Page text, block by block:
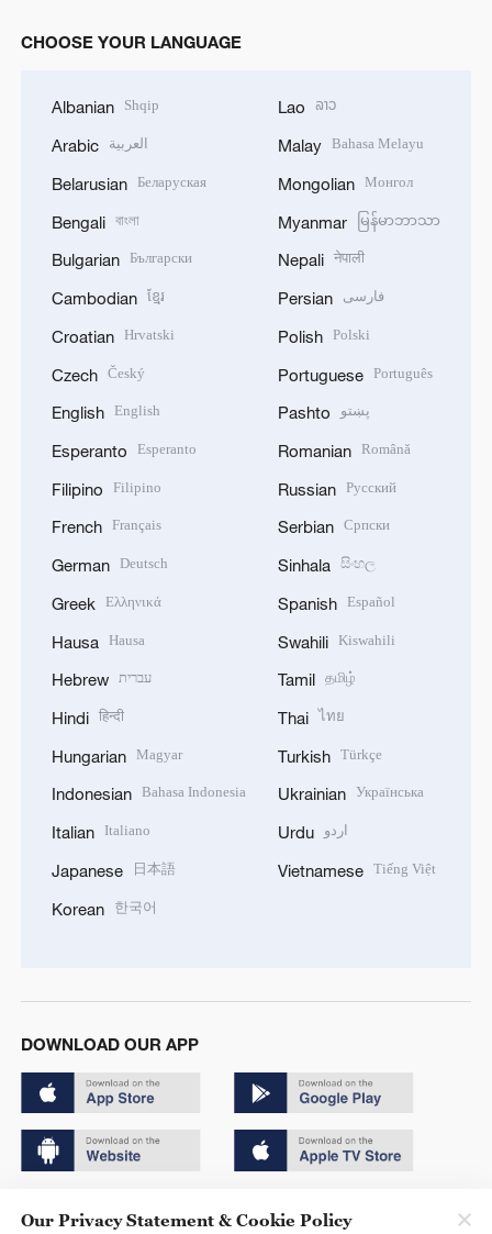
CHOOSE YOUR LANGUAGE
Albanian Shqip
Arabic العربية
Belarusian Беларуская
Bengali বাংলা
Bulgarian Български
Cambodian ខ្មែរ
Croatian Hrvatski
Czech Český
English English
Esperanto Esperanto
Filipino Filipino
French Français
German Deutsch
Greek Ελληνικά
Hausa Hausa
Hebrew עברית
Hindi हिन्दी
Hungarian Magyar
Indonesian Bahasa Indonesia
Italian Italiano
Japanese 日本語
Korean 한국어
Lao ລາວ
Malay Bahasa Melayu
Mongolian Монгол
Myanmar မြန်မာဘာသာ
Nepali नेपाली
Persian فارسی
Polish Polski
Portuguese Português
Pashto پښتو
Romanian Română
Russian Русский
Serbian Српски
Sinhala සිංහල
Spanish Español
Swahili Kiswahili
Tamil தமிழ்
Thai ไทย
Turkish Türkçe
Ukrainian Українська
Urdu اردو
Vietnamese Tiếng Việt
DOWNLOAD OUR APP
Our Privacy Statement & Cookie Policy